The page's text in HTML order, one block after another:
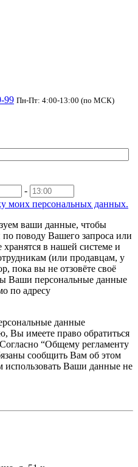
99 Пн-Пт: 4:00-13:00 (по МСК)
-
моих персональных данных.
ваши данные, чтобы
по поводу Вашего запроса или
в нашей системе и
(или продавцам, у
пока вы не отзовёте своё
Ваши персональные данные
по адресу
данные
Вы имеете право обратиться
“Общему регламенту
сообщить Вам об этом
использовать Ваши данные не